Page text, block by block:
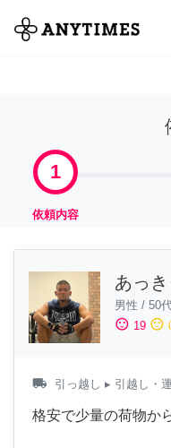
全て
1
依頼内容
あっ
男性 / 50
sentiment_satisfied 19 sentiment_neutral
local_shipping 引っ越し ▸ 引越し・
格安で少量の荷物か